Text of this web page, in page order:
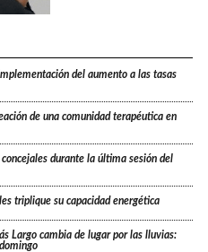
del aumento a las tasas
de una comunidad terapéutica en
durante la última sesión del
triplique su capacidad energética
Largo cambia de lugar por las lluvias: